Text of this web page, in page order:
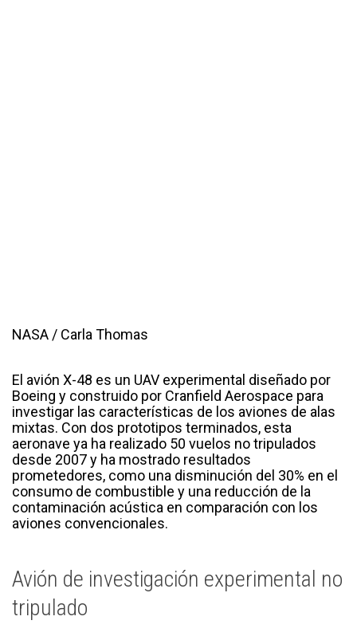
NASA / Carla Thomas
El avión X-48 es un UAV experimental diseñado por
Boeing y construido por Cranfield Aerospace para
investigar las características de los aviones de alas
mixtas. Con dos prototipos terminados, esta
aeronave ya ha realizado 50 vuelos no tripulados
desde 2007 y ha mostrado resultados
prometedores, como una disminución del 30% en el
consumo de combustible y una reducción de la
contaminación acústica en comparación con los
aviones convencionales.
Avión de investigación experimental no
tripulado